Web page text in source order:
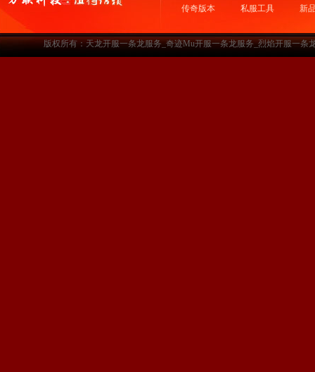
传奇版本
私服工具
新
版权所有：天龙开服一条龙服务_奇迹Mu开服一条龙服务_烈焰开服一条